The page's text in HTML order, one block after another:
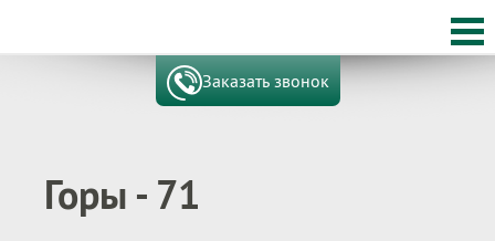
Заказать звонок
Горы - 71